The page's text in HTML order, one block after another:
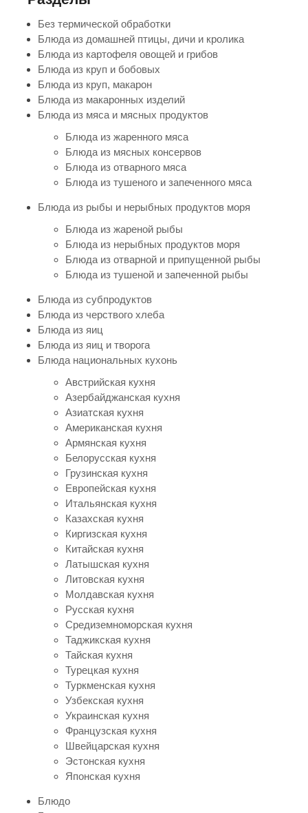
Без термической обработки
Блюда из домашней птицы, дичи и кролика
Блюда из картофеля овощей и грибов
Блюда из круп и бобовых
Блюда из круп, макарон
Блюда из макаронных изделий
Блюда из мяса и мясных продуктов
Блюда из жаренного мяса
Блюда из мясных консервов
Блюда из отварного мяса
Блюда из тушеного и запеченного мяса
Блюда из рыбы и нерыбных продуктов моря
Блюда из жареной рыбы
Блюда из нерыбных продуктов моря
Блюда из отварной и припущенной рыбы
Блюда из тушеной и запеченной рыбы
Блюда из субпродуктов
Блюда из черствого хлеба
Блюда из яиц
Блюда из яиц и творога
Блюда национальных кухонь
Австрийская кухня
Азербайджанская кухня
Азиатская кухня
Американская кухня
Армянская кухня
Белорусская кухня
Грузинская кухня
Европейская кухня
Итальянская кухня
Казахская кухня
Киргизская кухня
Китайская кухня
Латышская кухня
Литовская кухня
Молдавская кухня
Русская кухня
Средиземноморская кухня
Таджикская кухня
Тайская кухня
Турецкая кухня
Туркменская кухня
Узбекская кухня
Украинская кухня
Французская кухня
Швейцарская кухня
Эстонская кухня
Японская кухня
Блюдо